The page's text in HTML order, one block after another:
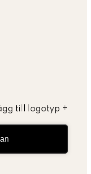
till logotyp +